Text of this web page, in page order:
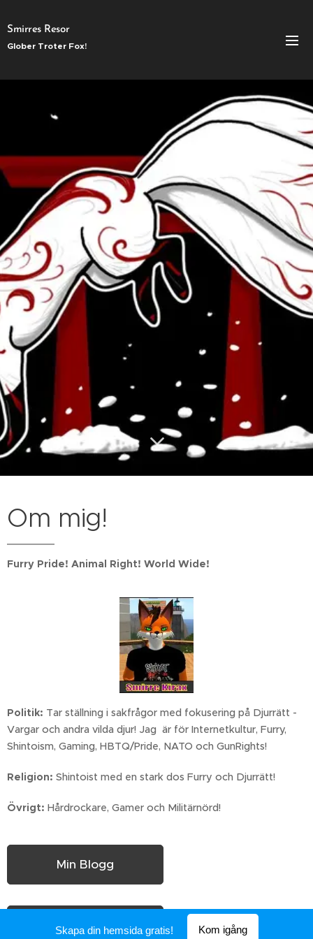
Smirres Resor
Glober Troter Fox!
Om mig!
Furry Pride! Animal Right! World Wide!
Politik: Tar ställning i sakfrågor med fokusering på Djurrätt -
Vargar och andra vilda djur! Jag är för Internetkultur, Furry,
Shintoism, Gaming, HBTQ/Pride, NATO och GunRights!
Religion: Shintoist med en stark dos Furry och Djurrätt!
Övrigt: Hårdrockare, Gamer och Militärnörd!
Min Blogg
Min FA
Skapa din hemsida gratis! Kom igång